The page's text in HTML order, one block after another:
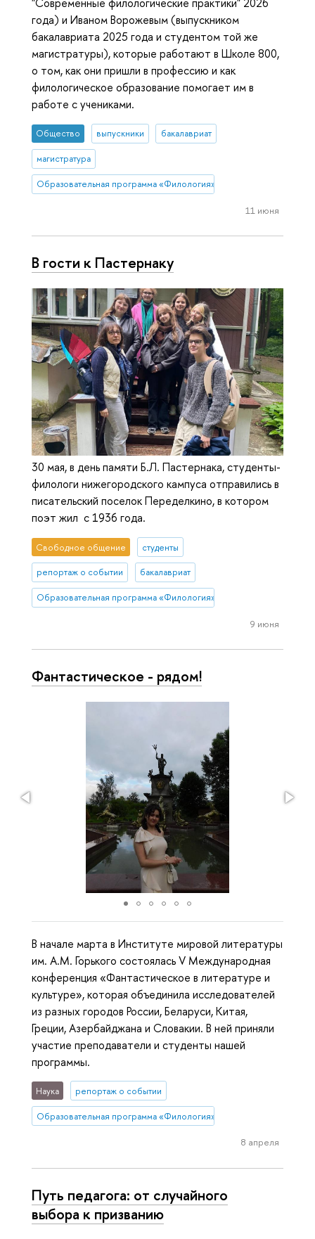
года) и Иваном Ворожевым (выпускником
бакалавриата 2025 года и студентом той же
магистратуры), которые работают в Школе 800,
о том, как они пришли в профессию и как
филологическое образование помогает им в
работе с учениками.
Общество выпускники бакалавриат
магистратура
Образовательная программа «Филология»
11 июня
В гости к Пастернаку
30 мая, в день памяти Б.Л. Пастернака, студенты-
филологи нижегородского кампуса отправились в
писательский поселок Переделкино, в котором
поэт жил с 1936 года.
Свободное общение студенты
репортаж о событии бакалавриат
Образовательная программа «Филология»
9 июня
Фантастическое - рядом!
В начале марта в Институте мировой литературы
им. А.М. Горького состоялась V Международная
конференция «Фантастическое в литературе и
культуре», которая объединила исследователей
из разных городов России, Беларуси, Китая,
Греции, Азербайджана и Словакии. В ней приняли
участие преподаватели и студенты нашей
программы.
Наука репортаж о событии
Образовательная программа «Филология»
8 апреля
Путь педагога: от случайного
выбора к призванию